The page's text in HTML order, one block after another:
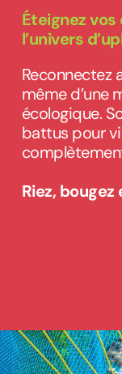
Éteignez
l’univers
Reconnectez
même d’une
écologique.
battus pour
Riez,